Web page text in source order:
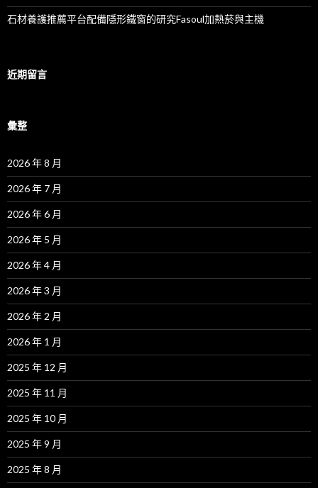
石材養護推薦平台配備隱形鐵窗的研究Fasoul加熱菸與主機
近期留言
彙整
2026 年 8 月
2026 年 7 月
2026 年 6 月
2026 年 5 月
2026 年 4 月
2026 年 3 月
2026 年 2 月
2026 年 1 月
2025 年 12 月
2025 年 11 月
2025 年 10 月
2025 年 9 月
2025 年 8 月